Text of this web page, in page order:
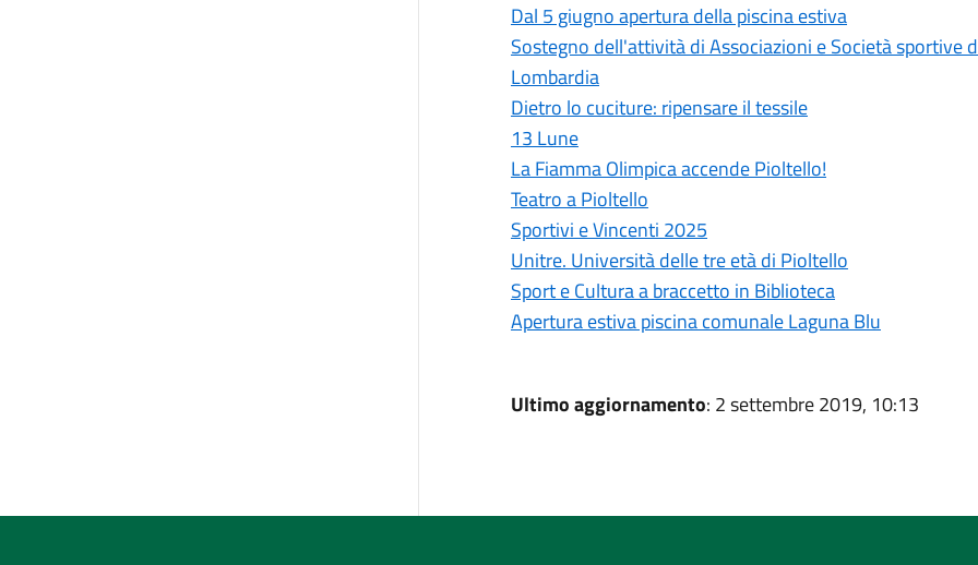
Dal 5 giugno apertura della piscina estiva
Sostegno dell'attività di Associazioni e Società sportive
Lombardia
Dietro lo cuciture: ripensare il tessile
13 Lune
La Fiamma Olimpica accende Pioltello!
Teatro a Pioltello
Sportivi e Vincenti 2025
Unitre. Università delle tre età di Pioltello
Sport e Cultura a braccetto in Biblioteca
Apertura estiva piscina comunale Laguna Blu
Ultimo aggiornamento: 2 settembre 2019, 10:13